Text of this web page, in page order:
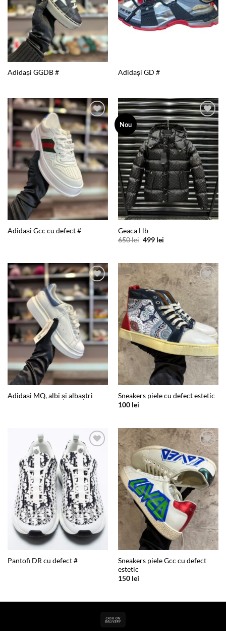
Adidași GGDB # Adidași GD #
Add to
wishlist
Adidași Gcc cu defect #
Nou
Add to
wishlist
Geaca Hb
650lei Prețul
650 lei.
499 leiPrețul
Add to
wishlist
Adidași MQ, albi și albaștri
Add to
wishlist
Sneakers piele cu defect estetic
100 lei
Add to
wishlist
Pantofi DR cu defect #
Add to
wishlist
Sneakers piele Gcc cu defect
estetic
150 lei